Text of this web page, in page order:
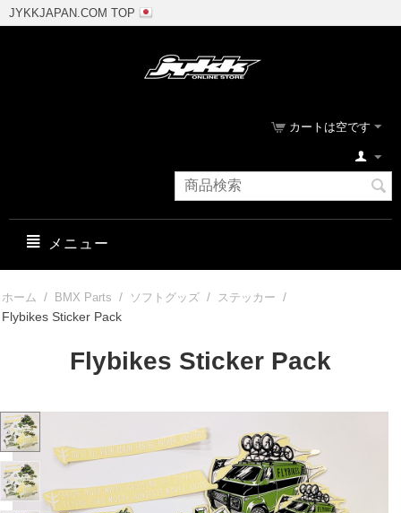
JYKKJAPAN.COM TOP
カートは空です
メニュー
ホーム / BMX Parts / ソフトグッズ / ステッカー /
Flybikes Sticker Pack
Flybikes Sticker Pack